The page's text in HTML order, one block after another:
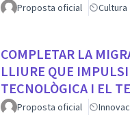
Proposta oficial Cultura
COMPLETAR LA
LLIURE QUE
TECNOLÒGICA I EL
Proposta oficial